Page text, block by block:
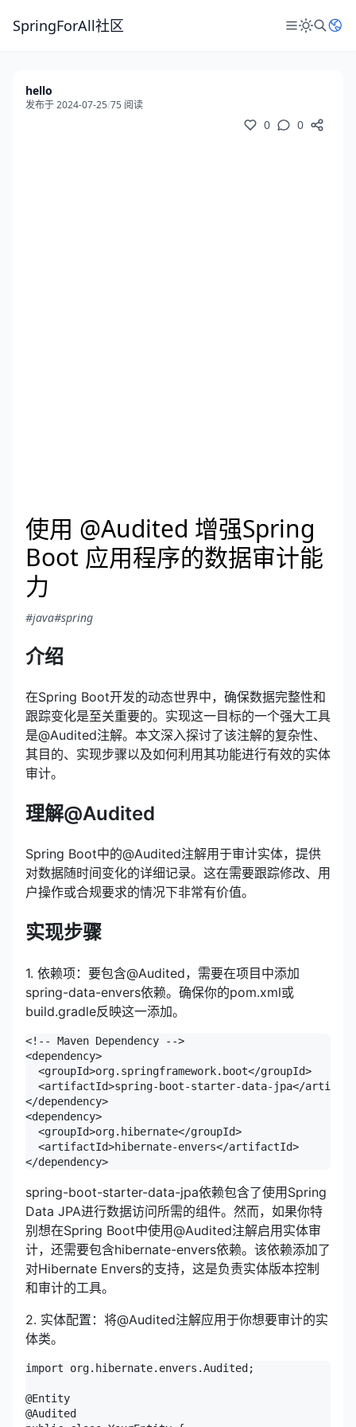
SpringForAll社区
hello
发布于 2024-07-25/75 阅读
0 0
使用 @Audited 增强Spring
Boot 应用程序的数据审计能
力
#java#spring
介绍
在Spring Boot开发的动态世界中，确保数据完整性和
跟踪变化是至关重要的。实现这一目标的一个强大工具
是@Audited注解。本文深入探讨了该注解的复杂性、
其目的、实现步骤以及如何利用其功能进行有效的实体
审计。
理解@Audited
Spring Boot中的@Audited注解用于审计实体，提供
对数据随时间变化的详细记录。这在需要跟踪修改、用
户操作或合规要求的情况下非常有价值。
实现步骤
1. 依赖项：要包含@Audited，需要在项目中添加
spring-data-envers依赖。确保你的pom.xml或
build.gradle反映这一添加。
<!-- Maven Dependency -->
<dependency>
  <groupId>org.springframework.boot</groupId>
<artifactId>spring-boot-starter-data-jpa</
</dependency>
<dependency>
  <groupId>org.hibernate</groupId>
  <artifactId>hibernate-envers</artifactId>
</dependency>
spring-boot-starter-data-jpa依赖包含了使用Spring
Data JPA进行数据访问所需的组件。然而，如果你特
别想在Spring Boot中使用@Audited注解启用实体审
计，还需要包含hibernate-envers依赖。该依赖添加了
对Hibernate Envers的支持，这是负责实体版本控制
和审计的工具。
2. 实体配置：将@Audited注解应用于你想要审计的实
体类。
import org.hibernate.envers.Audited;
@Entity
@Audited